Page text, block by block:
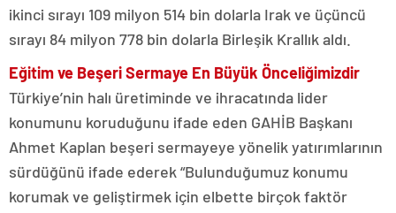
ikinci sırayı 109 milyon 514 bin dolarla Irak ve üçüncü
sırayı 84 milyon 778 bin dolarla Birleşik Krallık aldı.
Eğitim ve Beşeri Sermaye En Büyük Önceliğimizdir
Türkiye’nin halı üretiminde ve ihracatında lider
konumunu koruduğunu ifade eden GAHİB Başkanı
Ahmet Kaplan beşeri sermayeye yönelik yatırımlarının
sürdüğünü ifade ederek “Bulunduğumuz konumu
korumak ve geliştirmek için elbette birçok faktör